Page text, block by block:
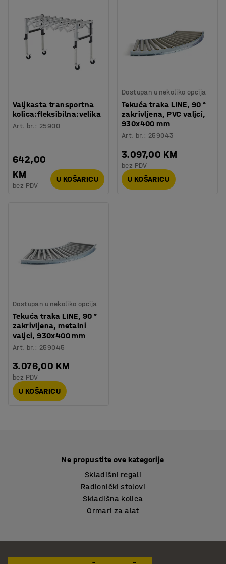
Valjkasta transportna
kolica:fleksibilna:velika
Art. br.: 25900
642,00
KM
bez PDV
U KOŠARICU
Dostupan u nekoliko opcija
Tekuća traka LINE, 90 °
zakrivljena, PVC valjci,
930x400 mm
Art. br.: 259043
3.097,00 KM
bez PDV
U KOŠARICU
Dostupan u nekoliko opcija
Tekuća traka LINE, 90 °
zakrivljena, metalni
valjci, 930x400 mm
Art. br.: 259045
3.076,00 KM
bez PDV
U KOŠARICU
Ne propustite ove kategorije
Skladišni regali
Radionički stolovi
Skladišna kolica
Ormari za alat